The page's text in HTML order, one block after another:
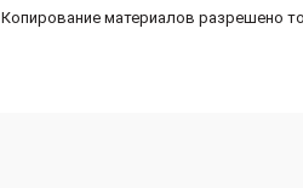
Копирование материалов разрешено